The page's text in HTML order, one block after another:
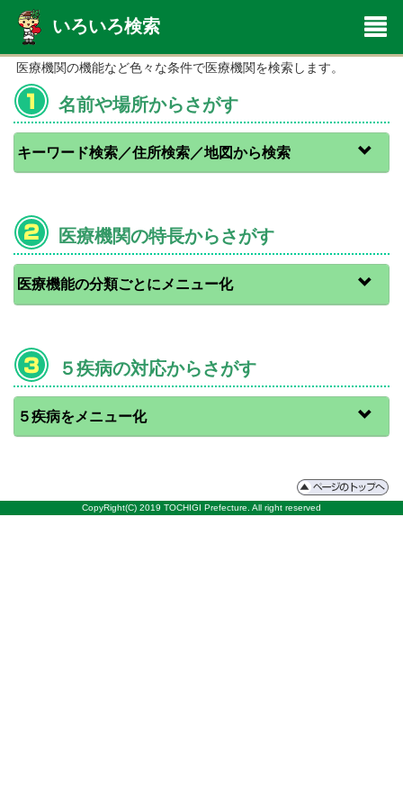
いろいろ検索
医療機関の機能など色々な条件で医療機関を検索します。
名前や場所からさがす
キーワード検索／住所検索／地図から検索
医療機関の特長からさがす
医療機能の分類ごとにメニュー化
５疾病の対応からさがす
５疾病をメニュー化
CopyRight(C) 2019 TOCHIGI Prefecture. All right reserved